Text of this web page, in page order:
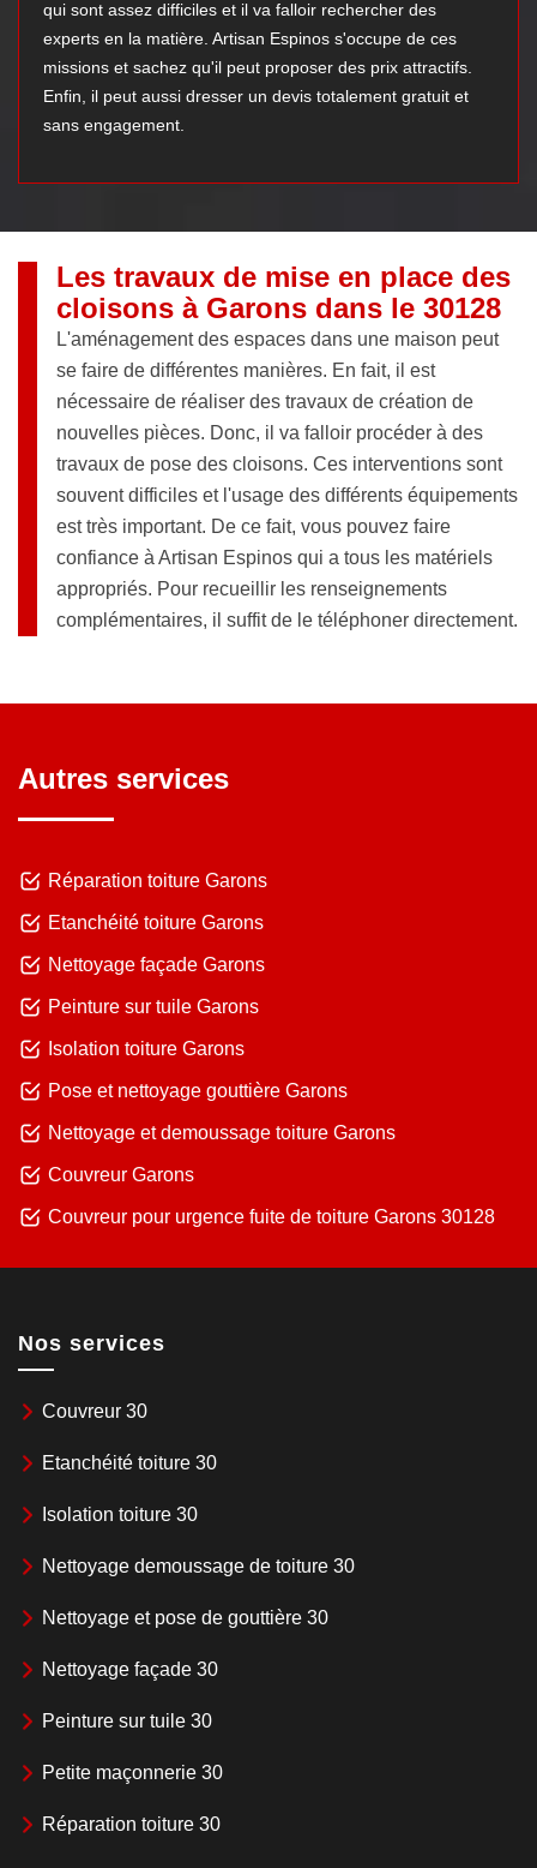
qui sont assez difficiles et il va falloir rechercher des
experts en la matière. Artisan Espinos s'occupe de ces
missions et sachez qu'il peut proposer des prix attractifs.
Enfin, il peut aussi dresser un devis totalement gratuit et
sans engagement.
Les travaux de mise en place des
cloisons à Garons dans le 30128
L'aménagement des espaces dans une maison peut
se faire de différentes manières. En fait, il est
nécessaire de réaliser des travaux de création de
nouvelles pièces. Donc, il va falloir procéder à des
travaux de pose des cloisons. Ces interventions sont
souvent difficiles et l'usage des différents équipements
est très important. De ce fait, vous pouvez faire
confiance à Artisan Espinos qui a tous les matériels
appropriés. Pour recueillir les renseignements
complémentaires, il suffit de le téléphoner directement.
Autres services
Réparation toiture Garons
Etanchéité toiture Garons
Nettoyage façade Garons
Peinture sur tuile Garons
Isolation toiture Garons
Pose et nettoyage gouttière Garons
Nettoyage et demoussage toiture Garons
Couvreur Garons
Couvreur pour urgence fuite de toiture Garons 30128
Nos services
Couvreur 30
Etanchéité toiture 30
Isolation toiture 30
Nettoyage demoussage de toiture 30
Nettoyage et pose de gouttière 30
Nettoyage façade 30
Peinture sur tuile 30
Petite maçonnerie 30
Réparation toiture 30